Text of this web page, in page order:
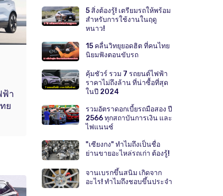
ฟ้า
ย
5 สิ่งต้องรู้! เตรียมรถให้พร้อม
สำหรับการใช้งานในฤดู
หนาว!
15 คลื่นวิทยุยอดฮิต ที่คนไทย
นิยมฟังตอนขับรถ
คุ้มชัวร์ รวม 7 รถยนต์ไฟฟ้า
ราคาไม่ถึงล้าน ที่น่าซื้อที่สุด
ในปี 2024
รวมอัตราดอกเบี้ยรถมือสอง ปี
2566 ทุกสถาบันการเงิน และ
ไฟแนนซ์
"เซียงกง" ทำไมถึงเป็นชื่อ
ย่านขายอะไหล่รถเก่า ต้องรู้!
จานเบรกขึ้นสนิม เกิดจาก
อะไร! ทำไมถึงชอบขึ้นประจำ